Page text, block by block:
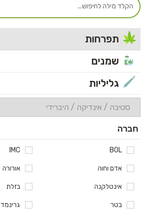
תפרחות
שמנים
גליליות
חברה
BOL
IMC
אדם וחוה אורורה
אינטלקנה בזלת
בטר גרינמד